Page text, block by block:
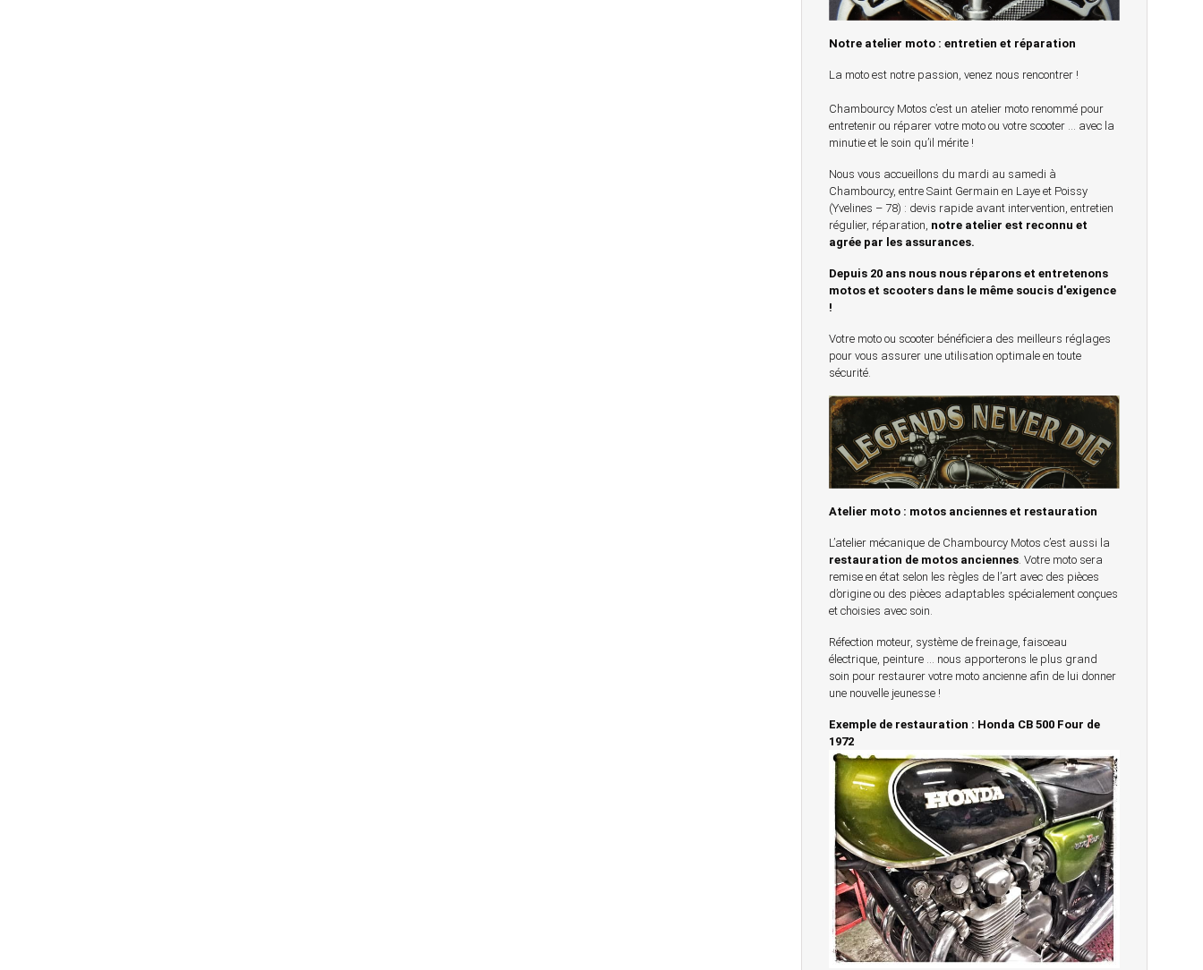
Notre atelier moto : entretien et réparation
La moto est notre passion, venez nous rencontrer !
Chambourcy Motos c’est un atelier moto renommé pour
entretenir ou réparer votre moto ou votre scooter … avec la
minutie et le soin qu’il mérite !
Nous vous accueillons du mardi au samedi à
Chambourcy, entre Saint Germain en Laye et Poissy
(Yvelines – 78) : devis rapide avant intervention, entretien
régulier, réparation, notre atelier est reconnu et
agrée par les assurances.
Depuis 20 ans nous nous réparons et entretenons
motos et scooters dans le même soucis d'exigence
!
Votre moto ou scooter bénéficiera des meilleurs réglages
pour vous assurer une utilisation optimale en toute
sécurité.
Atelier moto : motos anciennes et restauration
L’atelier mécanique de Chambourcy Motos c’est aussi la
restauration de motos anciennes. Votre moto sera
remise en état selon les règles de l’art avec des pièces
d’origine ou des pièces adaptables spécialement conçues
et choisies avec soin.
Réfection moteur, système de freinage, faisceau
électrique, peinture … nous apporterons le plus grand
soin pour restaurer votre moto ancienne afin de lui donner
une nouvelle jeunesse !
Exemple de restauration : Honda CB 500 Four de
1972